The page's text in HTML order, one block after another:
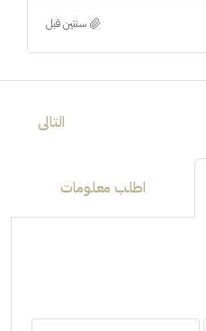
‏سنتين قبل
التالى
اطلب معلومات